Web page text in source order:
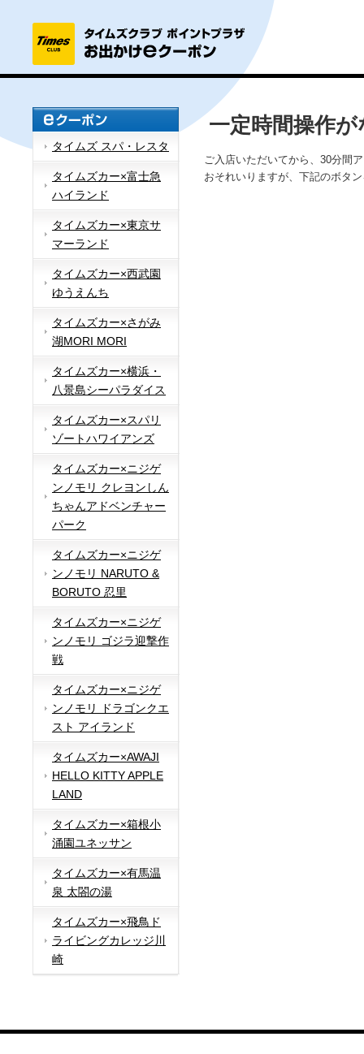
タイムズ スパ・レスタ
タイムズカー×富士急
ハイランド
タイムズカー×東京サ
マーランド
タイムズカー×西武園
ゆうえんち
タイムズカー×さがみ
湖MORI MORI
タイムズカー×横浜・
八景島シーパラダイス
タイムズカー×スパリ
ゾートハワイアンズ
タイムズカー×ニジゲ
ンノモリ クレヨンしん
ちゃんアドベンチャー
パーク
タイムズカー×ニジゲ
ンノモリ NARUTO &
BORUTO 忍里
タイムズカー×ニジゲ
ンノモリ ゴジラ迎撃作
戦
タイムズカー×ニジゲ
ンノモリ ドラゴンクエ
スト アイランド
タイムズカー×AWAJI
HELLO KITTY APPLE
LAND
タイムズカー×箱根小
涌園ユネッサン
タイムズカー×有馬温
泉 太閤の湯
タイムズカー×飛鳥ド
ライビングカレッジ川
崎
一定時間操作
ご入店いただいてから、30分間
おそれいりますが、下記のボタ